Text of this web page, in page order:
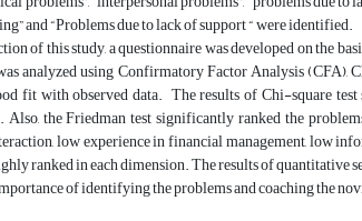
and “Problems due to lack of support “ were identified.
of this study, a questionnaire was developed on the
analyzed using Confirmatory Factor Analysis (CFA),
fit with observed data. The results of Chi-square
Also, the Friedman test significantly ranked the
low experience in financial management, low
ranked in each dimension. The results of
of identifying the problems and coaching the